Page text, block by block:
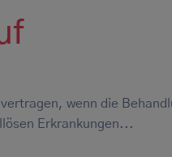
wenn die
Erkrankungen...